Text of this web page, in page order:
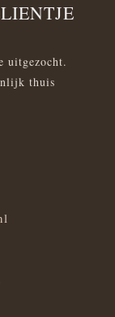
uitgezocht.
thuis